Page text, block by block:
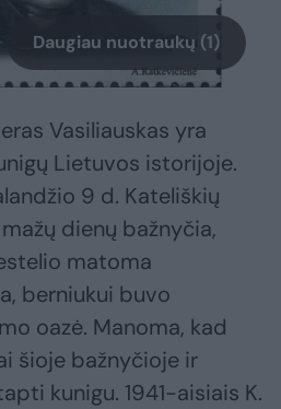
Daugiau nuotraukų (1)
Vasiliauskas yra
Lietuvos istorijoje.
9 d. Kateliškių
dienų bažnyčia,
matoma
berniukui buvo
oazė. Manoma, kad
šioje bažnyčioje ir
kunigu. 1941-aisiais K.